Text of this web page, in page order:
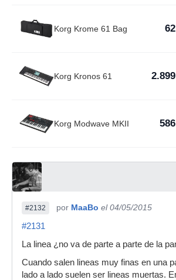
Korg Krome 61 Bag
Korg Kronos 61
Korg Modwave MKII
#2132 por MaaBo el 04/05/2015
#2131
La linea ¿no va de parte a parte de la
Cuando salen lineas muy finas en una
lado a lado suelen ser lineas muertas.